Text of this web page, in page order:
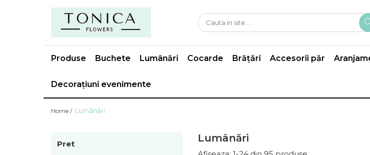
Produse Buchete Lumânări Cocarde Brățări Accesorii păr
Decorațiuni evenimente
Home / Lumânări
Lumânări
Pret